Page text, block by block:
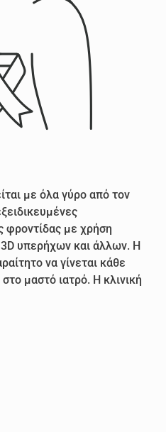
με όλα γύρο από τον
φροντίδας με χρήση
υπερήχων και άλλων. Η
να γίνεται κάθε
μαστό ιατρό. Η κλινική